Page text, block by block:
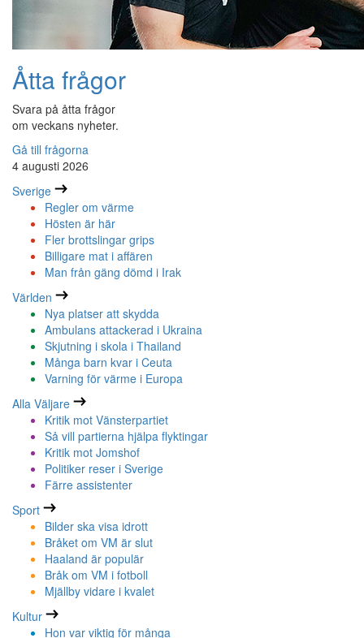
Åtta frågor
Svara på åtta frågor
om veckans nyheter.
Gå till frågorna
4 augusti 2026
Sverige
Regler om värme
Hösten är här
Fler brottslingar grips
Billigare mat i affären
Man från gäng dömd i Irak
Världen
Nya platser att skydda
Ambulans attackerad i Ukraina
Skjutning i skola i Thailand
Många barn kvar i Ceuta
Varning för värme i Europa
Alla Väljare
Kritik mot Vänsterpartiet
Så vill partierna hjälpa flyktingar
Kritik mot Jomshof
Politiker reser i Sverige
Färre assistenter
Sport
Bilder ska visa idrott
Bråket om VM är slut
Haaland är populär
Bråk om VM i fotboll
Mjällby vidare i kvalet
Kultur
Hon var viktig för många